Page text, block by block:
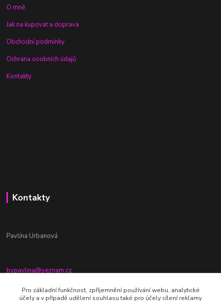
O mně
Jak na kupovat a doprava
Obchodní podmínky
Ochrana osobních údajů
Kontakty
Kontakty
Pavlína Urbanová
bypavlina@seznam.cz
+420774917196
Pro základní funkčnost, zpříjemnění používání webu, analytické
účely a v případě udělení souhlasu také pro účely cílení reklamy